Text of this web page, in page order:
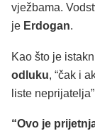
vježbama.
je Erdogan.
Kao što je
odluku, “čak i
liste
“Ovo je